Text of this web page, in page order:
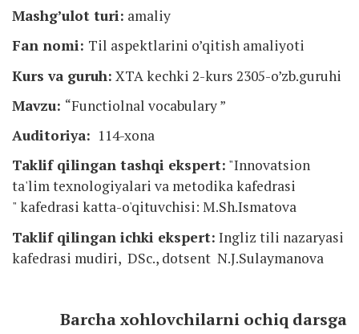
Mashgʼulot turi: amaliy
Fan nomi: Til aspektlarini o’qitish amaliyoti
Kurs va guruh: ХТА kechki 2-kurs 2305-o’zb.guruhi
Mavzu: “Functiolnal vocabulary ”
Auditoriya: 114-xona
Taklif qilingan tashqi ekspert: "Innovatsion
ta'lim texnologiyalari va metodika kafedrasi
" kafedrasi katta-o'qituvchisi: M.Sh.Ismatova
Taklif qilingan ichki ekspert: Ingliz tili nazaryasi
kafedrasi mudiri, DSc., dotsent N.J.Sulaymanova
Barcha xohlovchilarni ochiq darsga